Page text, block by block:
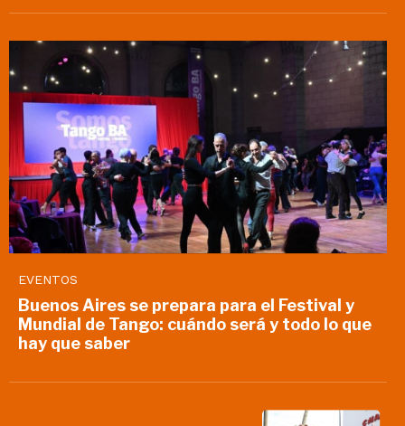
EVENTOS
Buenos Aires se prepara para el Festival y
Mundial de Tango: cuándo será y todo lo que
hay que saber